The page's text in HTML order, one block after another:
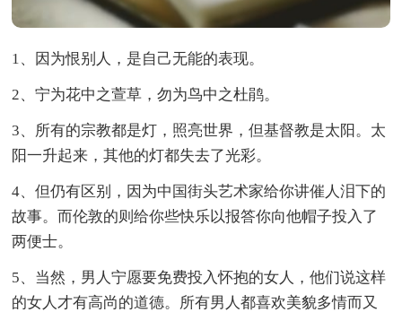
1、因为恨别人，是自己无能的表现。
2、宁为花中之萱草，勿为鸟中之杜鹃。
3、所有的宗教都是灯，照亮世界，但基督教是太阳。太
阳一升起来，其他的灯都失去了光彩。
4、但仍有区别，因为中国街头艺术家给你讲催人泪下的
故事。而伦敦的则给你些快乐以报答你向他帽子投入了
两便士。
5、当然，男人宁愿要免费投入怀抱的女人，他们说这样
的女人才有高尚的道德。所有男人都喜欢美貌多情而又